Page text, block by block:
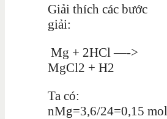
Giải thích các bước
giải:
Mg + 2HCl —->
MgCl2 + H2
Ta có:
nMg=3,6/24=0,15 mol